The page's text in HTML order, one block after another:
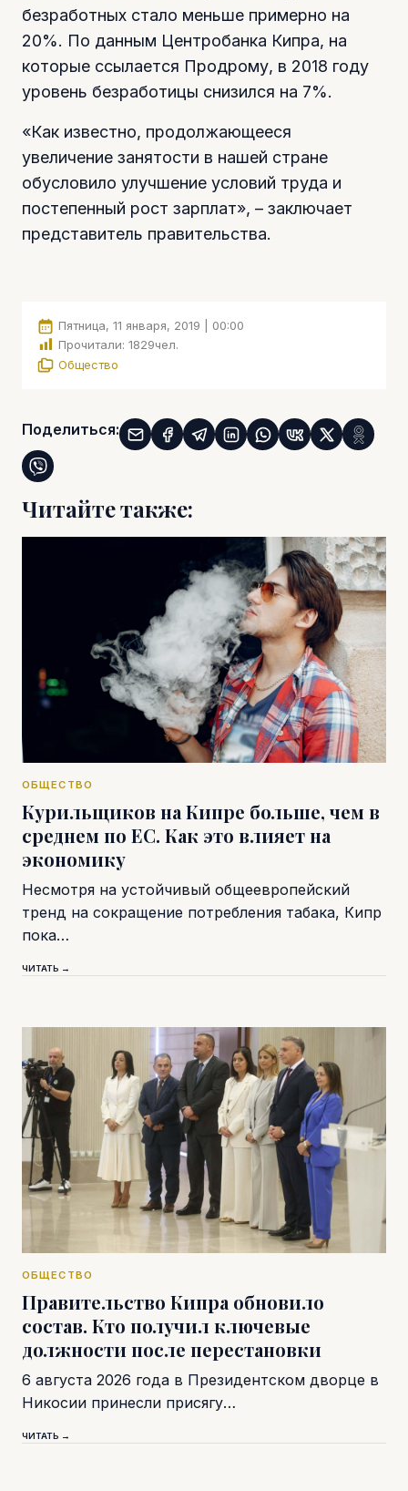
безработных стало меньше примерно на
20%. По данным Центробанка Кипра, на
которые ссылается Продрому, в 2018 году
уровень безработицы снизился на 7%.
«Как известно, продолжающееся
увеличение занятости в нашей стране
обусловило улучшение условий труда и
постепенный рост зарплат», – заключает
представитель правительства.
Пятница, 11 января, 2019 | 00:00
Прочитали: 1829чел.
Общество
Поделиться:
Читайте также:
ОБЩЕСТВО
Курильщиков на Кипре больше, чем в
среднем по ЕС. Как это влияет на
экономику
Несмотря на устойчивый общеевропейский
тренд на сокращение потребления табака, Кипр
пока…
ЧИТАТЬ →
ОБЩЕСТВО
Правительство Кипра обновило
состав. Кто получил ключевые
должности после перестановки
6 августа 2026 года в Президентском дворце в
Никосии принесли присягу…
ЧИТАТЬ →